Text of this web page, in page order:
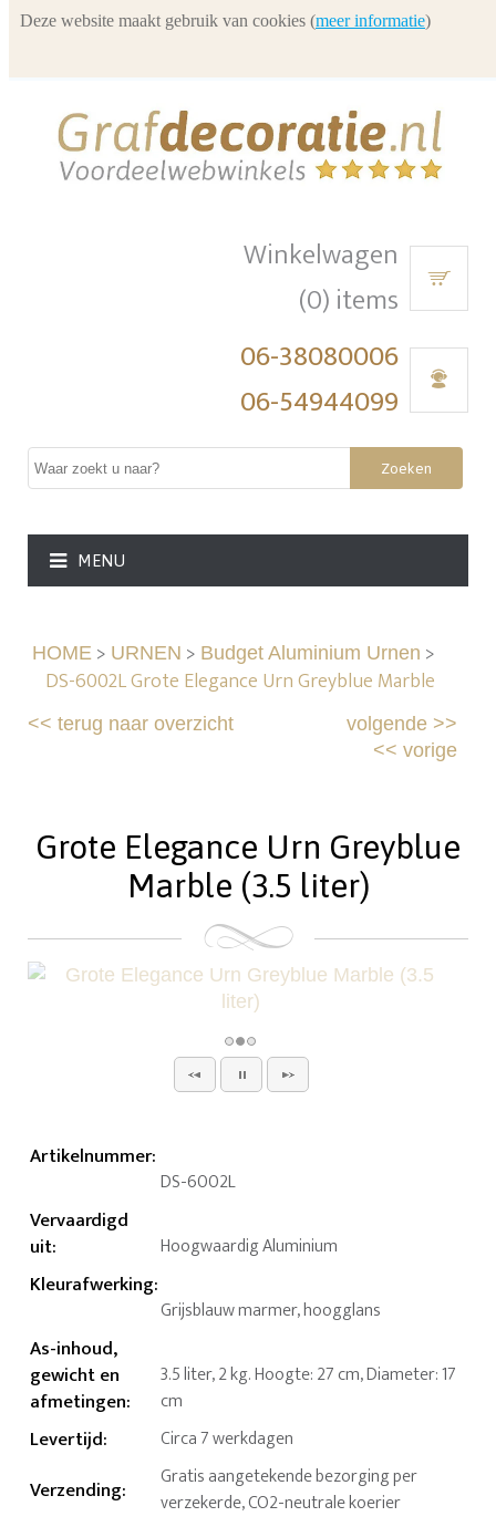
Winkelwagen
(0) items
06-38080006
06-54944099
Zoeken
MENU
HOME> URNEN > Budget Aluminium Urnen >
DS-6002L Grote Elegance Urn Greyblue Marble
<<terug naar overzicht volgende>>
<< vorige
Grote Elegance Urn Greyblue
Marble (3.5 liter)
Artikelnummer:
DS-6002L
Vervaardigd
uit: Hoogwaardig Aluminium
Kleurafwerking:
Grijsblauw marmer, hoogglans
As-inhoud,
gewicht en
afmetingen:
3.5 liter, 2 kg. Hoogte: 27 cm, Diameter: 17
cm
Levertijd: Circa 7 werkdagen
Verzending:
Gratis aangetekende bezorging per
verzekerde, CO2-neutrale koerier
Deze website maakt gebruik van cookies (meer informatie)